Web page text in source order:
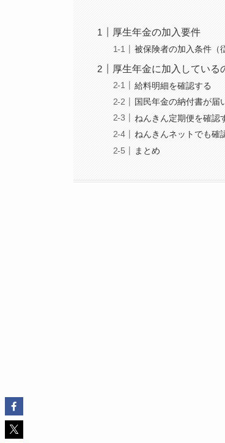
厚生年金の加入要件
被保険者の加入条件（
厚生年金に加入している
給料明細を確認する
国民年金の納付書が届
ねんきん定期便を確認
ねんきんネットでも確
まとめ